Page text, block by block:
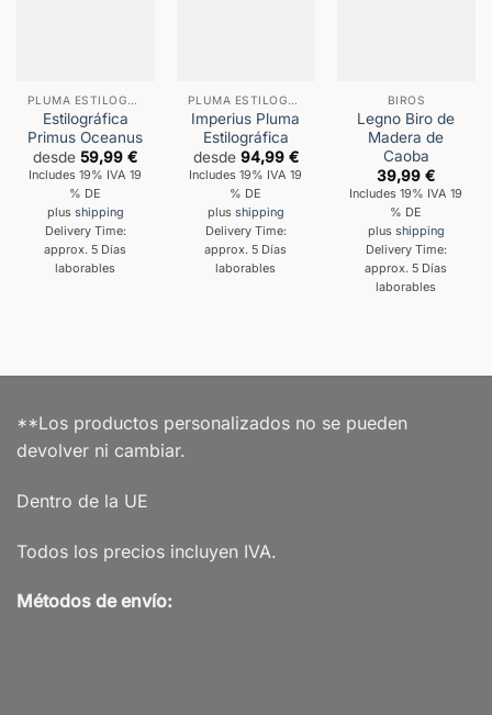
PLUMA ESTILOGRÁFICA
Estilográfica
Primus Oceanus
desde59,99€
Includes 19% IVA 19
% DE
plus shipping
Delivery Time:
approx. 5 Días
laborables
PLUMA ESTILOGRÁFICA
Imperius Pluma
Estilográfica
desde 94,99 €
Includes 19% IVA 19
% DE
plus shipping
Delivery Time:
approx. 5 Días
laborables
BIROS
Legno Biro de
Madera de
Caoba
39,99€
Includes 19% IVA 19
% DE
plus shipping
Delivery Time:
approx. 5 Días
laborables
**Los productos personalizados no se pueden
devolver ni cambiar.
Dentro de la UE
Todos los precios incluyen IVA.
Métodos de envío: